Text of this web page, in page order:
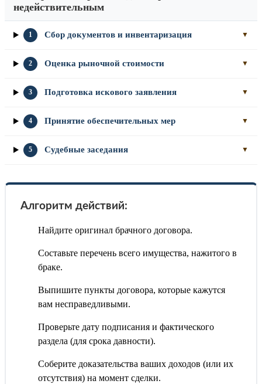
недействительным
1 Сбор документов и инвентаризация ▼
2 Оценка рыночной стоимости ▼
3 Подготовка искового заявления ▼
4 Принятие обеспечительных мер ▼
5 Судебные заседания ▼
Алгоритм действий:
Найдите оригинал брачного договора.
Составьте перечень всего имущества, нажитого в
браке.
Выпишите пункты договора, которые кажутся
вам несправедливыми.
Проверьте дату подписания и фактического
раздела (для срока давности).
Соберите доказательства ваших доходов (или их
отсутствия) на момент сделки.